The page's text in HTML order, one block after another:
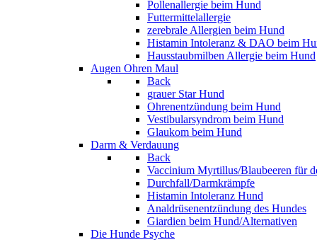
Pollenallergie beim Hund
Futtermittelallergie
zerebrale Allergien beim Hund
Histamin Intoleranz & DAO beim
Hausstaubmilben Allergie beim Hund
Augen Ohren Maul
Back
grauer Star Hund
Ohrenentzündung beim Hund
Vestibularsyndrom beim Hund
Glaukom beim Hund
Darm & Verdauung
Back
Vaccinium Myrtillus/Blaubeeren für
Durchfall/Darmkrämpfe
Histamin Intoleranz Hund
Analdrüsenentzündung des Hundes
Giardien beim Hund/Alternativen
Die Hunde Psyche